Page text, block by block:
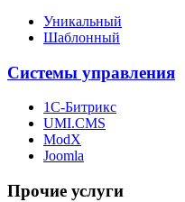
Уникальный
Шаблонный
Системы управления
1С-Битрикс
UMI.CMS
ModX
Joomla
Прочие услуги